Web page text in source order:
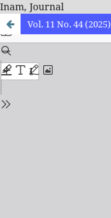
Inam, Journal
Vol. 11 No. 44